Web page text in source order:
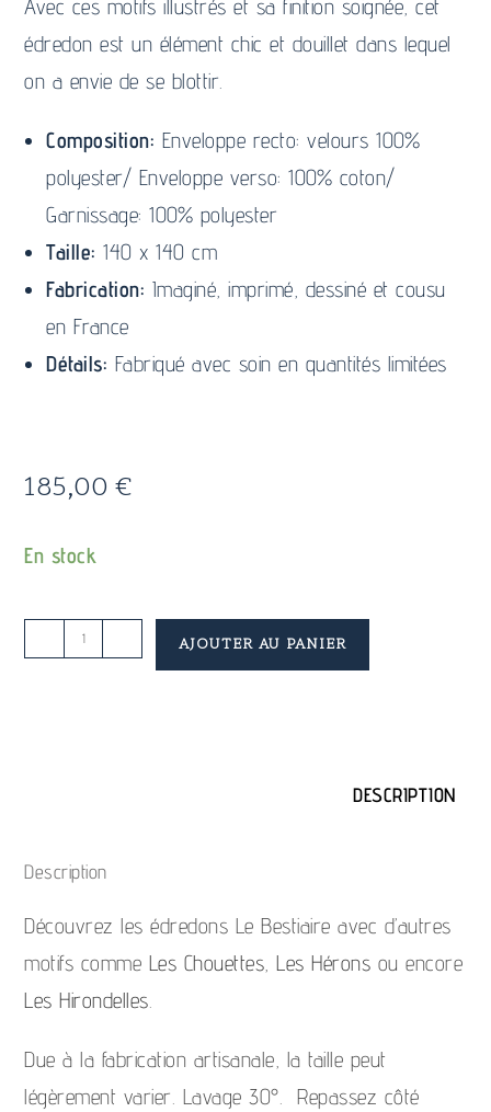
Avec ces motifs illustrés et sa finition soignée, cet
édredon est un élément chic et douillet dans lequel
on a envie de se blottir.
Composition: Enveloppe recto: velours 100%
polyester/ Enveloppe verso: 100% coton/
Garnissage: 100% polyester
Taille: 140 x 140 cm
Fabrication: Imaginé, imprimé, dessiné et cousu
en France
Détails: Fabriqué avec soin en quantités limitées
185,00 €
En stock
AJOUTER AU PANIER
DESCRIPTION
Description
Découvrez les édredons Le Bestiaire avec d’autres
motifs comme Les Chouettes ,Les Hérons ou encore
Les Hirondelles
Due à la fabrication artisanale, la taille peut
légèrement varier. Lavage 30°. Repassez côté